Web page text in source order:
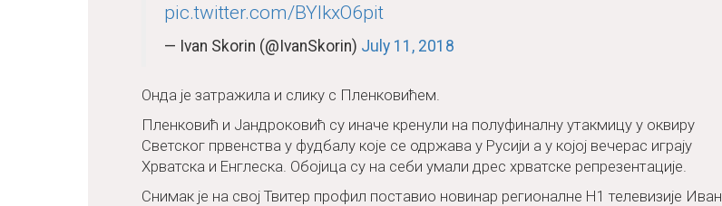
pic.twitter.com/BYlkxO6pit
— Ivan Skorin (@IvanSkorin) July 11, 2018
Онда је затражила и слику с Пленковићем.
Пленковић и Јандроковић су иначе кренули на полуфиналну утакмицу у оквиру
Светског првенства у фудбалу које се одржава у Русији а у којој вечерас играју
Хрватска и Енглеска. Обојица су на себи умали дрес хрватске репрезентације.
Снимак је на свој Твитер профил поставио новинар регионалне Н1 телевизије Иван